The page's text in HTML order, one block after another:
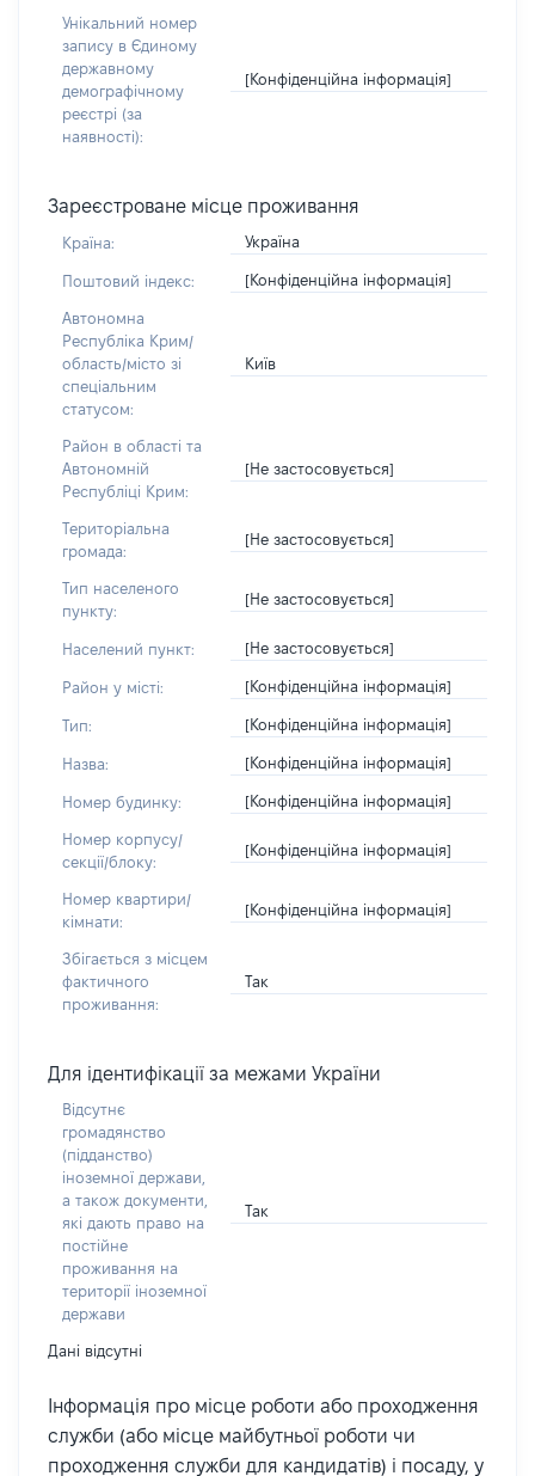
Унікальний номер
запису в Єдиному
державному
демографічному
реєстрі (за
наявності):
[Конфіденційна інформація]
Зареєстроване місце проживання
Країна: Україна
Поштовий індекс: [Конфіденційна інформація]
Автономна
Республіка Крим/
область/місто зі
спеціальним
статусом:
Київ
Район в області та
Автономній
Республіці Крим:
[Не застосовується]
Територіальна
громада:
[Не застосовується]
Тип населеного
пункту:
[Не застосовується]
Населений пункт: [Не застосовується]
Район у місті: [Конфіденційна інформація]
Тип: [Конфіденційна інформація]
Назва: [Конфіденційна інформація]
Номер будинку: [Конфіденційна інформація]
Номер корпусу/
секції/блоку:
[Конфіденційна інформація]
Номер квартири/
кімнати:
[Конфіденційна інформація]
Збігається з місцем
фактичного
проживання:
Так
Для ідентифікації за межами України
Відсутнє
громадянство
(підданство)
іноземної держави,
а також документи,
які дають право на
постійне
проживання на
території іноземної
держави
Так
Дані відсутні
Інформація про місце роботи або проходження
служби (або місце майбутньої роботи чи
проходження служби для кандидатів) і посаду, у